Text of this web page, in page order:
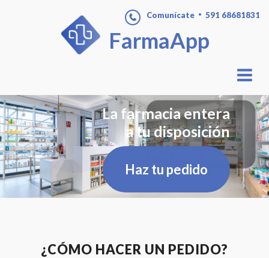
Comunícate 591 68681831
FarmaApp
La farmacia entera
a tu disposición
Haz tu pedido
¿CÓMO HACER UN PEDIDO?